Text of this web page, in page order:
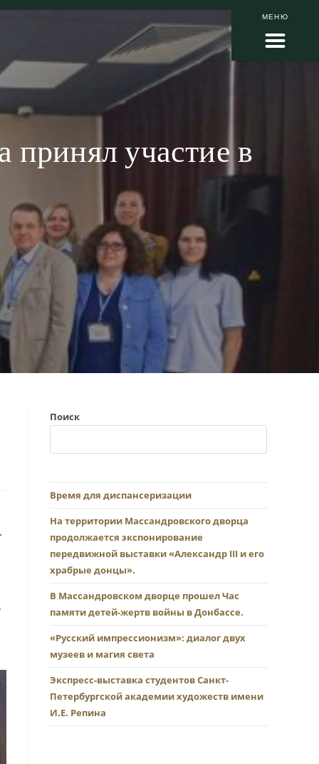
МЕНЮ
принял участие в
Поиск
Время для диспансеризации
На территории Массандровского дворца
продолжается экспонирование
передвижной выставки «Александр III и его
храбрые донцы».
В Массандровском дворце прошел Час
памяти детей-жертв войны в Донбассе.
«Русский импрессионизм»: диалог двух
музеев и магия света
Экспресс-выставка студентов Санкт-
Петербургской академии художеств имени
И.Е. Репина